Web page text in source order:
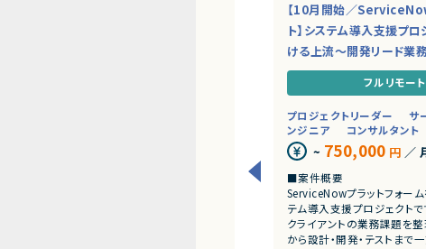
【10月開始／
ト】システム導入支援プ
ける上流～開発リード業
フルリモート
プロジェクトリーダー
サ
ンジニア
コンサルタント
~ 750,000 円 ／
■案件概要
ServiceNowプラットフォー
テム導入支援プロジェクトで
クライアントの業務課題を整
から設計・開発・テストまで